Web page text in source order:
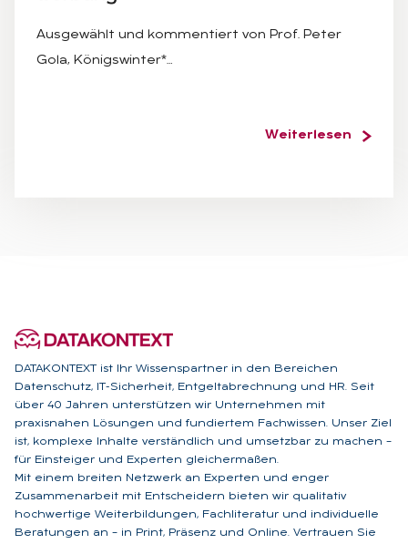
Ausgewählt und kommentiert von Prof. Peter
Gola, Königswinter*…
Weiterlesen
DATAKONTEXT ist Ihr Wissenspartner in den Bereichen
Datenschutz, IT-Sicherheit, Entgeltabrechnung und HR. Seit
über 40 Jahren unterstützen wir Unternehmen mit
praxisnahen Lösungen und fundiertem Fachwissen. Unser Ziel
ist, komplexe Inhalte verständlich und umsetzbar zu machen –
für Einsteiger und Experten gleichermaßen.
Mit einem breiten Netzwerk an Experten und enger
Zusammenarbeit mit Entscheidern bieten wir qualitativ
hochwertige Weiterbildungen, Fachliteratur und individuelle
Beratungen an – in Print, Präsenz und Online. Vertrauen Sie